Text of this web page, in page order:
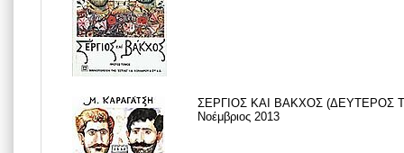
ΣΕΡΓΙΟΣ ΚΑΙ ΒΑΚΧΟΣ (ΔΕΥΤΕΡΟΣ
Νοέμβριος 2013